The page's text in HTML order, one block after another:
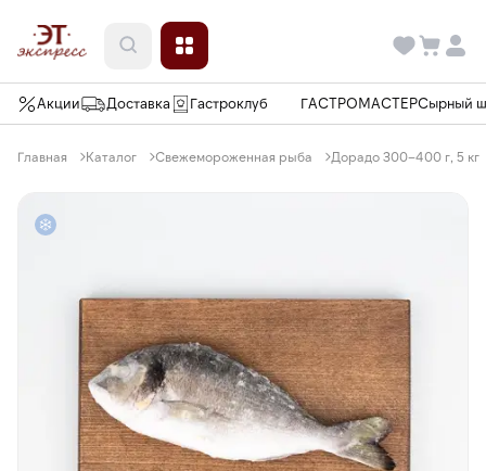
Акции Доставка Гастроклуб ГАСТРОМАСТЕРСырный
Главная Каталог Свежемороженная рыба Дорадо 300–400 г, 5 кг